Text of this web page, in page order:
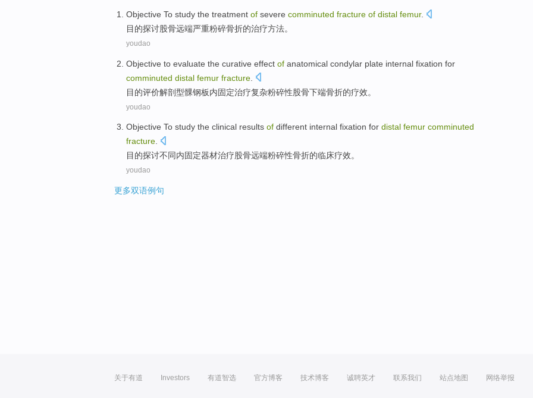
Objective To study the treatment of severe comminuted fracture of distal femur.
目的探讨股骨远端严重粉碎骨折的治疗方法。
youdao
Objective to evaluate the curative effect of anatomical condylar plate internal fixation for
comminuted distal femur fracture
目的评价解剖型髁钢板内固定治疗复杂粉碎性股骨下端骨折的疗效。
youdao
Objective To study the clinical results of different internal fixation for distal femur comminuted
fracture.
目的探讨不同内固定器材治疗股骨远端粉碎性骨折的临床疗效。
youdao
更多双语例句
关于有道 Investors 有道智选 官方博客 技术博客 诚聘英才 联系我们 站点地图 网络举报